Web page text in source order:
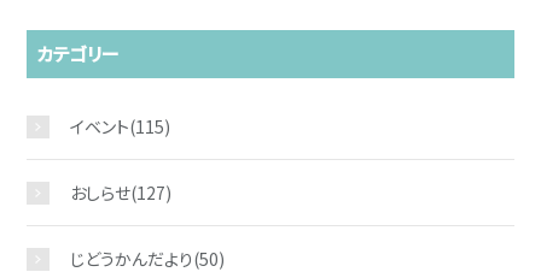
カテゴリー
イベント(115)
おしらせ(127)
じどうかんだより(50)